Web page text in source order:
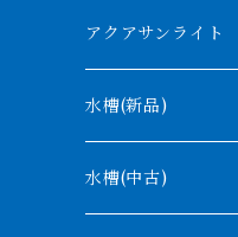
コンゴ
タンガニーカ
ウィークシー
モケレンベンベ
デルヘッジ
アクアサンライト
水槽(新品)
1200mm以下
水槽(中古)